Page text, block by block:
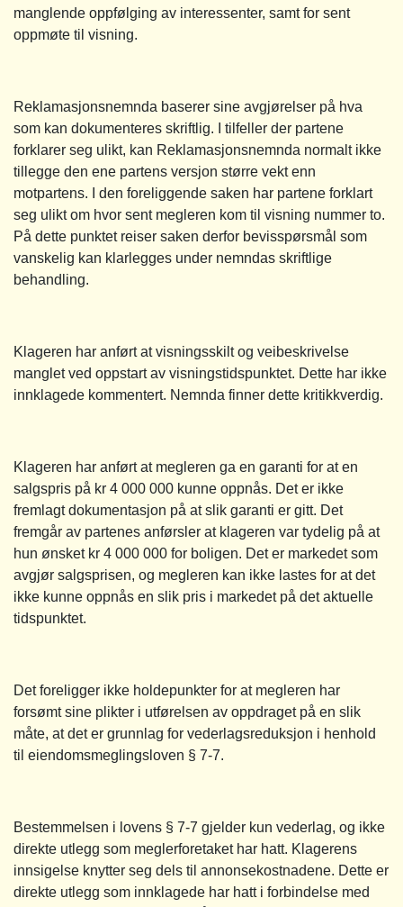
manglende oppfølging av interessenter, samt for sent
oppmøte til visning.
Reklamasjonsnemnda baserer sine avgjørelser på hva
som kan dokumenteres skriftlig. I tilfeller der partene
forklarer seg ulikt, kan Reklamasjonsnemnda normalt ikke
tillegge den ene partens versjon større vekt enn
motpartens. I den foreliggende saken har partene forklart
seg ulikt om hvor sent megleren kom til visning nummer to.
På dette punktet reiser saken derfor bevisspørsmål som
vanskelig kan klarlegges under nemndas skriftlige
behandling.
Klageren har anført at visningsskilt og veibeskrivelse
manglet ved oppstart av visningstidspunktet. Dette har ikke
innklagede kommentert. Nemnda finner dette kritikkverdig.
Klageren har anført at megleren ga en garanti for at en
salgspris på kr 4 000 000 kunne oppnås. Det er ikke
fremlagt dokumentasjon på at slik garanti er gitt. Det
fremgår av partenes anførsler at klageren var tydelig på at
hun ønsket kr 4 000 000 for boligen. Det er markedet som
avgjør salgsprisen, og megleren kan ikke lastes for at det
ikke kunne oppnås en slik pris i markedet på det aktuelle
tidspunktet.
Det foreligger ikke holdepunkter for at megleren har
forsømt sine plikter i utførelsen av oppdraget på en slik
måte, at det er grunnlag for vederlagsreduksjon i henhold
til eiendomsmeglingsloven § 7-7.
Bestemmelsen i lovens § 7-7 gjelder kun vederlag, og ikke
direkte utlegg som meglerforetaket har hatt. Klagerens
innsigelse knytter seg dels til annonsekostnadene. Dette er
direkte utlegg som innklagede har hatt i forbindelse med